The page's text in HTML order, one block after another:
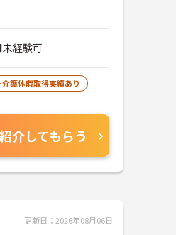
経験可
護休暇取得実績あり
紹介してもらう
更新日：2026年08月06日